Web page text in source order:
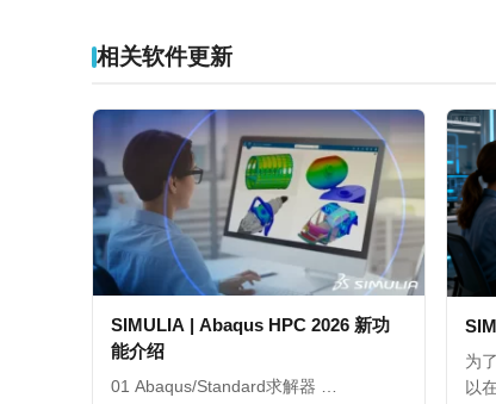
相关软件更新
SIMULIA | Abaqus HPC 2026 新功
能介绍
01 Abaqus/Standard求解器 …
为
以